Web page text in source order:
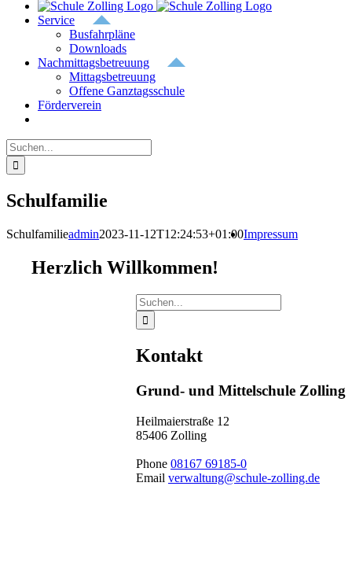
Service
Busfahrpläne
Downloads
Nachmittagsbetreuung
Mittagsbetreuung
Offene Ganztagsschule
Förderverein
Suche
nach:
Schulfamilie
Schulfamilieadmin2023-11-12T12:24:53+01:00
Herzlich Willkommen!
Suche
nach:
Kontakt
Grund- und Mittelschule Zolling
Heilmaierstraße 12
85406 Zolling
Phone 08167 69185-0
Email verwaltung@schule-zolling.de
Impressum